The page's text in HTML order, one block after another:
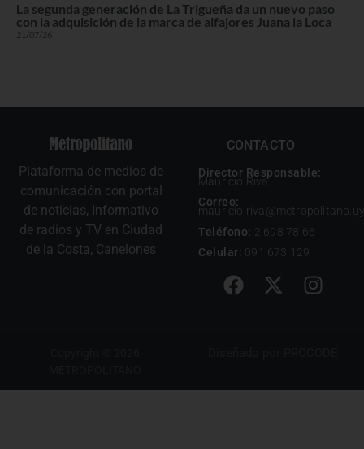
La segunda generación de La Trigueña da un nuevo paso
con la adquisición de la marca de alfajores Juana la Loca
21/07/26
Plataforma de medios de
comunicación con portal
de noticias, Informativo
de radios y TV en Ciudad
de la Costa, Canelones
CONTACTO
Director Responsable:
Mauricio Riva
Correo:
mauricio.riva@metropolitano.uy
Teléfono: 2 698 78 66
Celular: 091 673 129